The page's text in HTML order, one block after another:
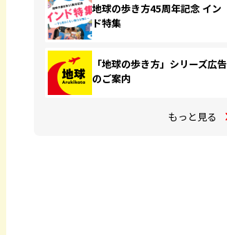
地球の歩き方45周年記念 イン
ド特集
「地球の歩き方」シリーズ広告
のご案内
もっと見る